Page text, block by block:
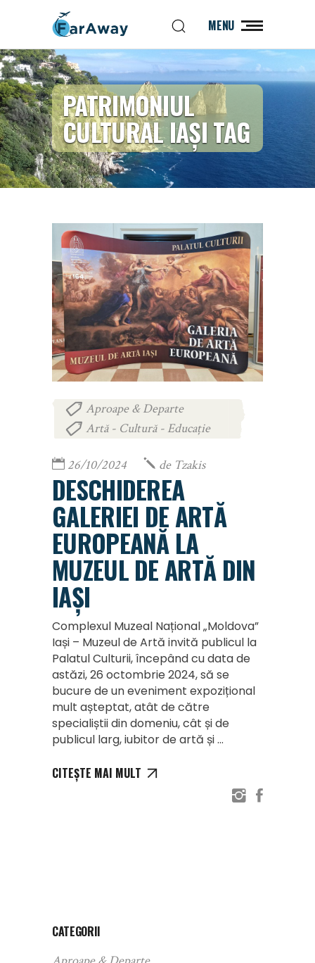
MENU
PATRIMONIUL
CULTURAL IAȘI TAG
Aproape & Departe
Artă - Cultură - Educație
26/10/2024 de Tzakis
DESCHIDEREA
GALERIEI DE ARTĂ
EUROPEANĂ LA
MUZEUL DE ARTĂ DIN
IAȘI
Complexul Muzeal Național „Moldova”
Iași – Muzeul de Artă invită publicul la
Palatul Culturii, începând cu data de
astăzi, 26 octombrie 2024, să se
bucure de un eveniment expozițional
mult așteptat, atât de către
specialiștii din domeniu, cât și de
publicul larg, iubitor de artă și
CITEȘTE MAI MULT
CATEGORII